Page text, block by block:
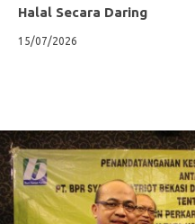
Halal Secara Daring
15/07/2026